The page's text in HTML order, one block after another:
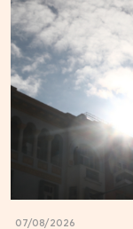
07/08/2026